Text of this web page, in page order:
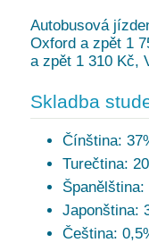
Autobusová
Oxford a zpět 1
a zpět 1 310 Kč,
Skladba
Čínština:
Turečtina:
Španělština:
Japonština:
Čeština: